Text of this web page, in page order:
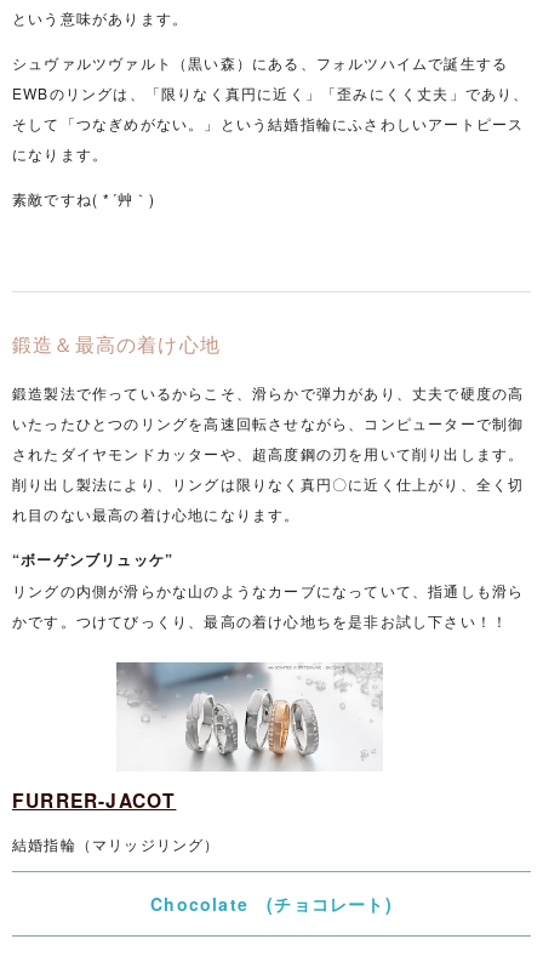
という意味があります。
シュヴァルツヴァルト（黒い森）にある、フォルツハイムで誕生する
EWBのリングは、「限りなく真円に近く」「歪みにくく丈夫」であり、
そして「つなぎめがない。」という結婚指輪にふさわしいアートピース
になります。
素敵ですね( *´艸｀)
鍛造＆最高の着け心地
鍛造製法で作っているからこそ、滑らかで弾力があり、丈夫で硬度の高
いたったひとつのリングを高速回転させながら、コンピューターで制御
されたダイヤモンドカッターや、超高度鋼の刃を用いて削り出します。
削り出し製法により、リングは限りなく真円〇に近く仕上がり、全く切
れ目のない最高の着け心地になります。
“ボーゲンブリュッケ”
リングの内側が滑らかな山のようなカーブになっていて、指通しも滑ら
かです。つけてびっくり、最高の着け心地ちを是非お試し下さい！！
FURRER-JACOT
結婚指輪（マリッジリング）
Chocolate (チョコレート)